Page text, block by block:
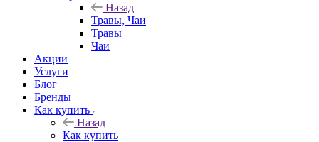
Назад
Травы, Чаи
Травы
Чаи
Акции
Услуги
Блог
Бренды
Как купить
Назад
Как купить